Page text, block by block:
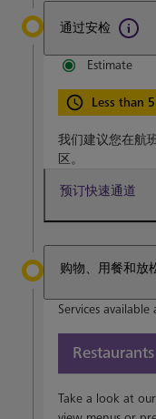
通过安检
Estimate
Less than
我们建议您在航
区。
预订快速通道
购物、用餐和放
Services
Restaurants
Take a look at